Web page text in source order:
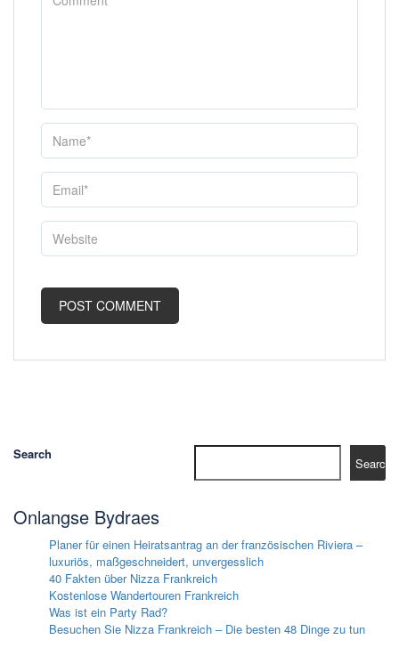
Search
Search
Onlangse Bydraes
Planer für einen Heiratsantrag an der französischen Riviera –
luxuriös, maßgeschneidert, unvergesslich
40 Fakten über Nizza Frankreich
Kostenlose Wandertouren Frankreich
Was ist ein Party Rad?
Besuchen Sie Nizza Frankreich – Die besten 48 Dinge zu tun